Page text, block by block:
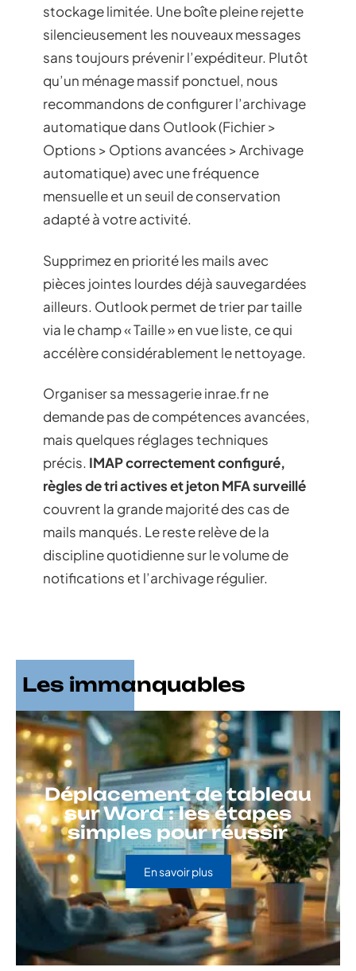
stockage limitée. Une boîte pleine rejette
silencieusement les nouveaux messages
sans toujours prévenir l’expéditeur. Plutôt
qu’un ménage massif ponctuel, nous
recommandons de configurer l’archivage
automatique dans Outlook (Fichier >
Options > Options avancées > Archivage
automatique) avec une fréquence
mensuelle et un seuil de conservation
adapté à votre activité.
Supprimez en priorité les mails avec
pièces jointes lourdes déjà sauvegardées
ailleurs. Outlook permet de trier par taille
via le champ « Taille » en vue liste, ce qui
accélère considérablement le nettoyage.
Organiser sa messagerie inrae.fr ne
demande pas de compétences avancées,
mais quelques réglages techniques
précis. IMAP correctement configuré,
règles de tri actives et jeton MFA surveillé
couvrent la grande majorité des cas de
mails manqués. Le reste relève de la
discipline quotidienne sur le volume de
notifications et l’archivage régulier.
Les immanquables
Déplacement de tableau
sur Word : les étapes
simples pour réussir
En savoir plus